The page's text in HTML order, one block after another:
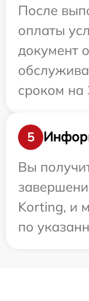
После
оплаты
документ
сроком на
5
Вы
Korting, и
по